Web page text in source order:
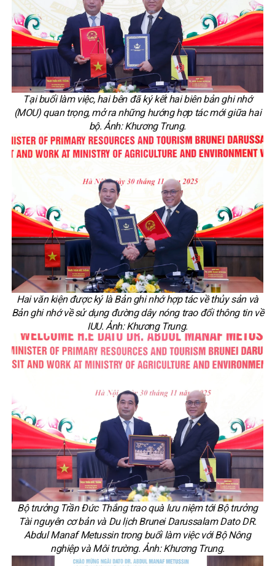
Tại buổi làm việc, hai bên đã ký kết hai biên bản ghi nhớ
(MOU) quan trọng, mở ra những hướng hợp tác mới giữa hai
bộ. Ảnh: Khương Trung.
Hai văn kiện được ký là Bản ghi nhớ hợp tác về thủy sản và
Bản ghi nhớ về sử dụng đường dây nóng trao đổi thông tin về
IUU. Ảnh: Khương Trung.
Bộ trưởng Trần Đức Thắng trao quà lưu niệm tới Bộ trưởng
Tài nguyên cơ bản và Du lịch Brunei Darussalam Dato DR.
Abdul Manaf Metussin trong buổi làm việc với Bộ Nông
nghiệp và Môi trường. Ảnh: Khương Trung.